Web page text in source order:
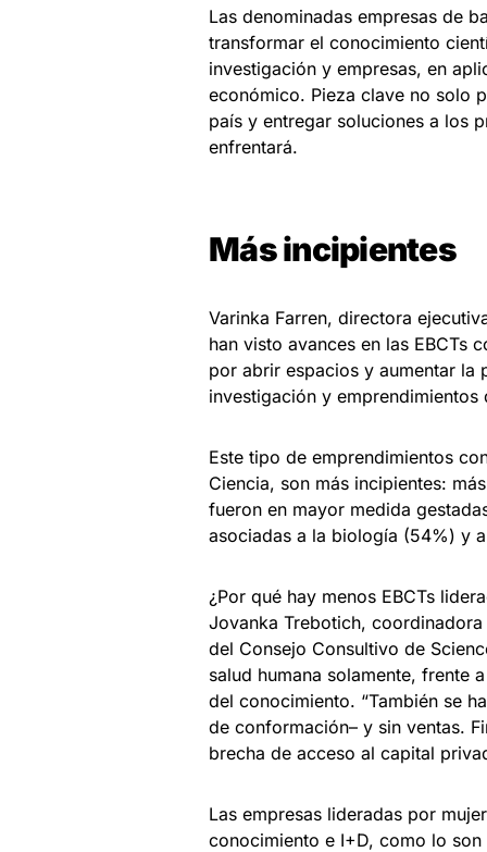
Las denominadas empresas de
transformar el conocimiento
investigación y empresas, en
económico. Pieza clave no solo
país y entregar soluciones a los
enfrentará.
Más incipientes
Varinka Farren, directora
han visto avances en las EBCTs
por abrir espacios y aumentar la
investigación y
Este tipo de emprendimientos
Ciencia, son más incipientes:
fueron en mayor medida
asociadas a la biología (54%) y
¿Por qué hay menos EBCTs
Jovanka Trebotich,
del Consejo Consultivo de
salud humana solamente, frente
del conocimiento. “También se
de conformación– y sin ventas.
brecha de acceso al capital
Las empresas lideradas por
conocimiento e I+D, como lo